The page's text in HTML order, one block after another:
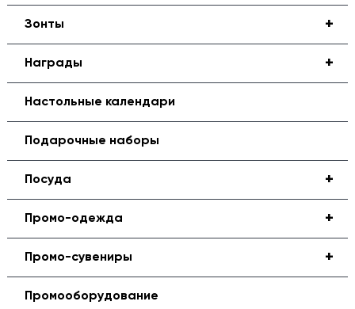
+
Зонты
+
Награды
Настольные календари
Подарочные наборы
+
Посуда
+
Промо-одежда
+
Промо-сувениры
Промооборудование